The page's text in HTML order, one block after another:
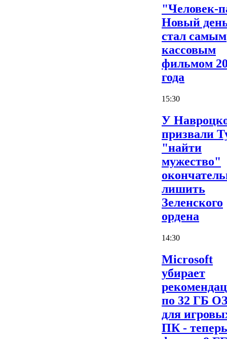
"Человек-
Новый
стал самым
кассовым
фильмом
года
15:30
У
призвали
"найти
мужество"
лишить
Зеленского
ордена
14:30
Microsoft
убирает
по 32 ГБ
для
ПК -